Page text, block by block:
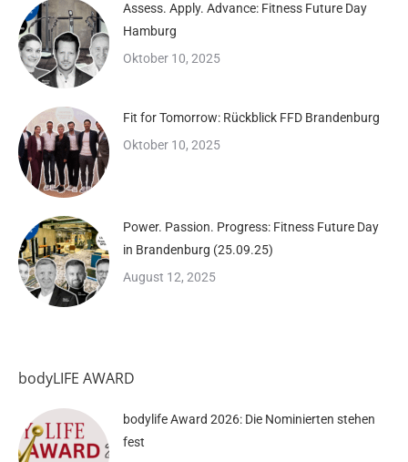
Assess. Apply. Advance: Fitness Future Day
Hamburg
Oktober 10, 2025
Fit for Tomorrow: Rückblick FFD Brandenburg
Oktober 10, 2025
Power. Passion. Progress: Fitness Future Day
in Brandenburg (25.09.25)
August 12, 2025
bodyLIFE AWARD
bodylife Award 2026: Die Nominierten stehen
fest